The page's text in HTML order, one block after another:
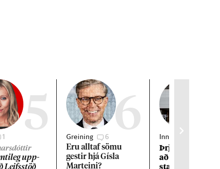
5
1
upp­
Leifs­stöð
6
Greining 6
Eru alltaf sömu
gest­ir hjá Gísla
Marteini?
Innlent
Þrjár kon­ur
að und­an
starfs­manns